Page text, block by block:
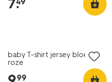
7.
baby T-shirt jersey bloemen
roze
99